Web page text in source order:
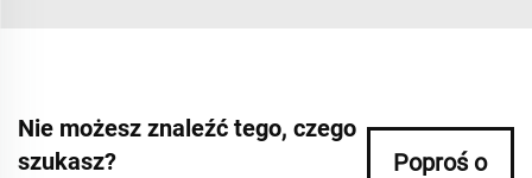
Nie możesz znaleźć tego, czego
szukasz?
Poproś o